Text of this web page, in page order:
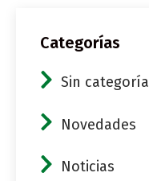
Categorías
Sin categoría
Novedades
Noticias